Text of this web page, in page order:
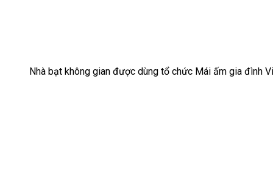
Nhà bạt không gian được dùng tổ chức Mái ấm gia đình